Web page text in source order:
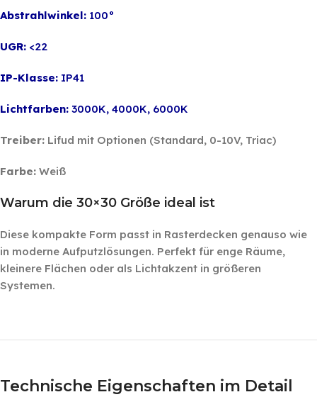
Abstrahlwinkel: 100°
UGR: <22
IP-Klasse: IP41
Lichtfarben: 3000K, 4000K, 6000K
Treiber: Lifud mit Optionen (Standard, 0-10V, Triac)
Farbe: Weiß
Warum die 30×30 Größe ideal ist
Diese kompakte Form passt in Rasterdecken genauso wie
in moderne Aufputzlösungen. Perfekt für enge Räume,
kleinere Flächen oder als Lichtakzent in größeren
Systemen.
Technische Eigenschaften im Detail